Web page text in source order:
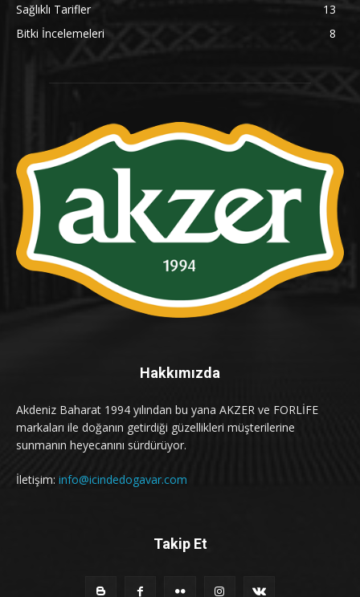
Sağlıklı Tarifler
13
Bitki İncelemeleri
8
Hakkımızda
Akdeniz Baharat 1994 yılından bu yana AKZER ve FORLİFE
markaları ile doğanın getirdiği güzellikleri müşterilerine
sunmanın heyecanını sürdürüyor.
İletişim: info@icindedogavar.com
Takip Et